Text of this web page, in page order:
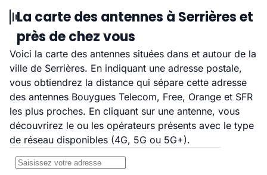
La carte des antennes à Serrières et
près de chez vous
Voici la carte des antennes situées dans et autour de la
ville de Serrières. En indiquant une adresse postale,
vous obtiendrez la distance qui sépare cette adresse
des antennes Bouygues Telecom, Free, Orange et SFR
les plus proches. En cliquant sur une antenne, vous
découvrirez le ou les opérateurs présents avec le type
de réseau disponibles (4G, 5G ou 5G+).